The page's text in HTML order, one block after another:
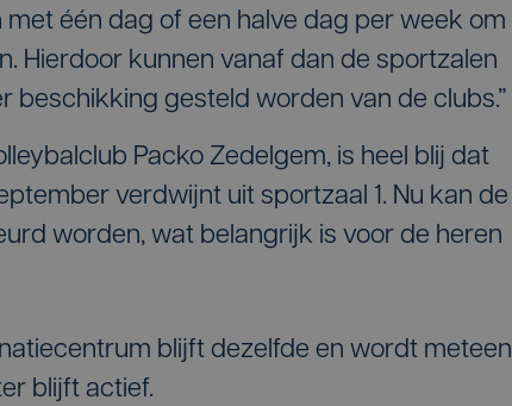
één dag of een halve dag per week om
Hierdoor kunnen vanaf dan de sportzalen
gesteld worden van de clubs.”
Packo Zedelgem, is heel blij dat
verdwijnt uit sportzaal 1. Nu kan de
worden, wat belangrijk is voor de heren
blijft dezelfde en wordt meteen
blijft actief.